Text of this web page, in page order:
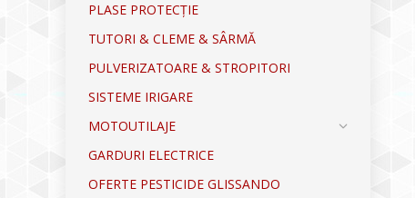
PLASE PROTECȚIE
TUTORI & CLEME & SÂRMĂ
PULVERIZATOARE & STROPITORI
SISTEME IRIGARE
MOTOUTILAJE
GARDURI ELECTRICE
OFERTE PESTICIDE GLISSANDO